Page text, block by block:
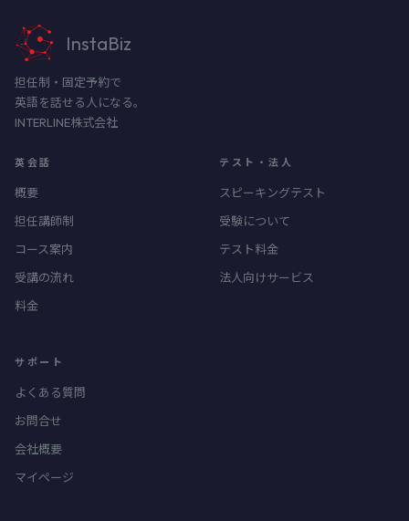
InstaBiz
担任制・固定予約で
英語を話せる人になる。
INTERLINE株式会社
英会話
概要
担任講師制
コース案内
受講の流れ
料金
テスト・法人
スピーキングテスト
受験について
テスト料金
法人向けサービス
サポート
よくある質問
お問合せ
会社概要
マイページ